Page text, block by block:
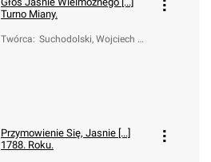
Turno Miany.
Twórca: Suchodolski, Wojciech W
Przymowienie Się, Jasnie [...]
1788. Roku.